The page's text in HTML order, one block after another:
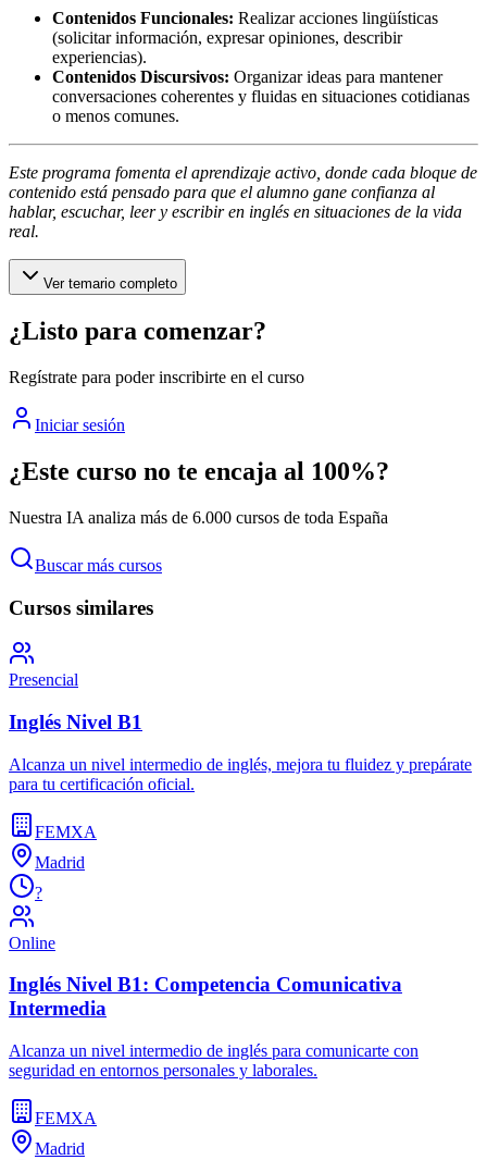
Contenidos Funcionales: Realizar acciones lingüísticas
(solicitar información, expresar opiniones, describir
experiencias).
Contenidos Discursivos: Organizar ideas para mantener
conversaciones coherentes y fluidas en situaciones cotidianas
o menos comunes.
Este programa fomenta el aprendizaje activo, donde cada bloque de
contenido está pensado para que el alumno gane confianza al
hablar, escuchar, leer y escribir en inglés en situaciones de la vida
real.
Ver temario completo
¿Listo para comenzar?
Regístrate para poder inscribirte en el curso
Iniciar sesión
¿Este curso no te encaja al 100%?
Nuestra IA analiza más de 6.000 cursos de toda España
Buscar más cursos
Cursos similares
Presencial
Inglés Nivel B1
Alcanza un nivel intermedio de inglés, mejora tu fluidez y prepárate
para tu certificación oficial.
FEMXA
Madrid
?
Online
Inglés Nivel B1: Competencia Comunicativa
Intermedia
Alcanza un nivel intermedio de inglés para comunicarte con
seguridad en entornos personales y laborales.
FEMXA
Madrid